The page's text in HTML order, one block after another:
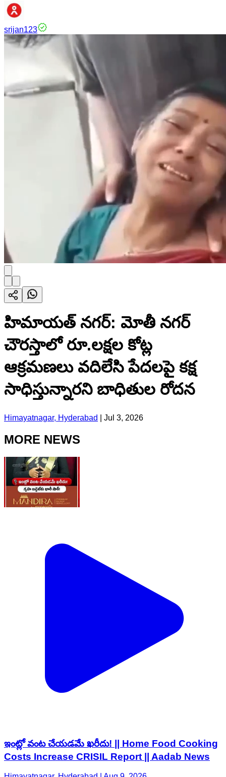
srijan123
హిమాయత్ నగర్: మోతీ నగర్
చౌరస్తాలో రూ.లక్షల కోట్ల
ఆక్రమణలు వదిలేసి పేదలపై కక్ష
సాధిస్తున్నారని బాధితుల రోదన
Himayatnagar, Hyderabad Jul 3, 2026
MORE NEWS
ఇంట్లో వంట చేయడమే ఖరీదు! || Home Food Cooking
Costs Increase CRISIL Report || Aadab News